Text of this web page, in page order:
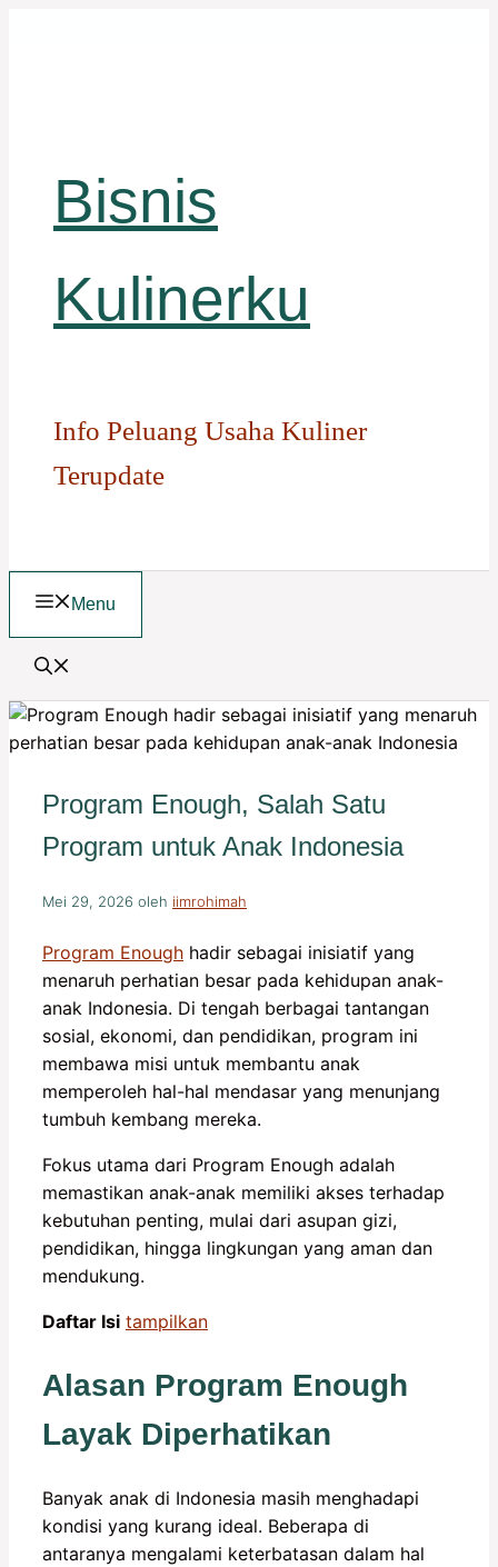
Bisnis
Kulinerku
Info Peluang Usaha Kuliner
Terupdate
Menu
Program Enough, Salah Satu
Program untuk Anak Indonesia
Mei 29, 2026 oleh iimrohimah
Program Enough hadir sebagai inisiatif yang
menaruh perhatian besar pada kehidupan anak-
anak Indonesia. Di tengah berbagai tantangan
sosial, ekonomi, dan pendidikan, program ini
membawa misi untuk membantu anak
memperoleh hal-hal mendasar yang menunjang
tumbuh kembang mereka.
Fokus utama dari Program Enough adalah
memastikan anak-anak memiliki akses terhadap
kebutuhan penting, mulai dari asupan gizi,
pendidikan, hingga lingkungan yang aman dan
mendukung.
Daftar Isi tampilkan
Alasan Program Enough
Layak Diperhatikan
Banyak anak di Indonesia masih menghadapi
kondisi yang kurang ideal. Beberapa di
antaranya mengalami keterbatasan dalam hal